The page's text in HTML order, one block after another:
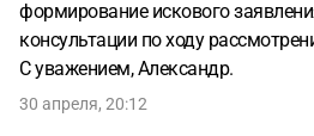
формирование искового
консультации по ходу
С уважением, Александр.
30 апреля, 20:12